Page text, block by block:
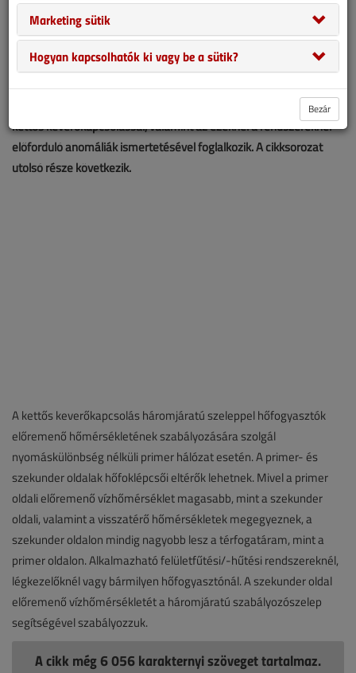
fűtési, hűtési és HMV cirkulációs rendszerek hidraulikai
beszabályozásával. Idén megjelenítésre került az általam írt
Fűtési-hűtési csőhálózatok hidraulikája c. kiadvány, amelyből 1-1
témakört „kiemelve” mutatok be egyes fejezeteket. Az 5. rész a
nyomáskülönbség nélküli primer elosztóhálózatoknál alkalmazott
kettős keverőkapcsolással, valamint az ezeknél a rendszereknél
előforduló anomáliák ismertetésével foglalkozik. A cikksorozat
utolsó része következik.
A kettős keverőkapcsolás háromjáratú szeleppel hőfogyasztók
előremenő hőmérsékletének szabályozására szolgál
nyomáskülönbség nélküli primer hálózat esetén. A primer- és
szekunder oldalak hőfoklépcsői eltérők lehetnek. Mivel a primer
oldali előremenő vízhőmérséklet magasabb, mint a szekunder
oldali, valamint a visszatérő hőmérsékletek megegyeznek, a
szekunder oldalon mindig nagyobb lesz a térfogatáram, mint a
primer oldalon. Alkalmazható felületfűtési/-hűtési rendszereknél,
légkezelőknél vagy bármilyen hőfogyasztónál. A szekunder oldal
előremenő vízhőmérsékletét a háromjáratú szabályozószelep
segítségével szabályozzuk.
A cikk még 6 056 karakternyi szöveget tartalmaz.
Marketing sütik
Hogyan kapcsolhatók ki vagy be a sütik?
Bezár